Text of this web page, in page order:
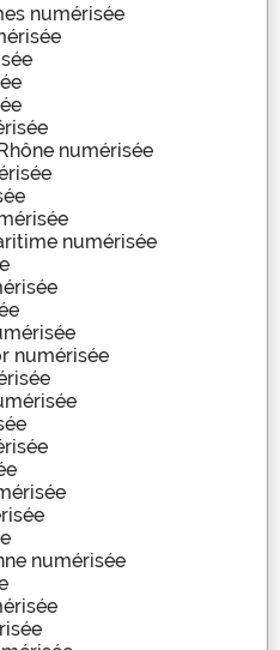
numérisée
numérisée
numérisée
numérisée
numérisée